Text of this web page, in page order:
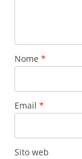
Nome *
Email *
Sito web